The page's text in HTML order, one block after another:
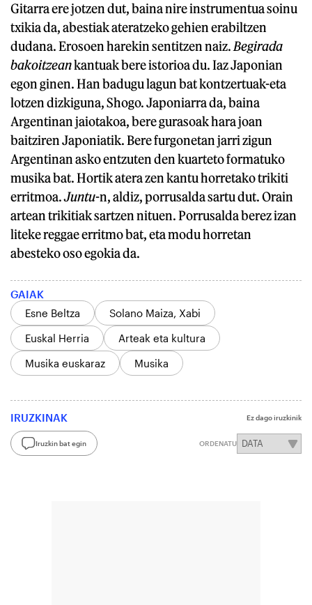
Gitarra ere jotzen dut, baina nire instrumentua soinu
txikia da, abestiak ateratzeko gehien erabiltzen
dudana. Erosoen harekin sentitzen naiz. Begirada
bakoitzeankantuak bere istorioa du. Iaz Japonian
egon ginen. Han badugu lagun bat kontzertuak-eta
lotzen dizkiguna, Shogo. Japoniarra da, baina
Argentinan jaiotakoa, bere gurasoak hara joan
baitziren Japoniatik. Bere furgonetan jarri zigun
Argentinan asko entzuten den kuarteto formatuko
musika bat. Hortik atera zen kantu horretako trikiti
erritmoa.Juntu-n, aldiz, porrusalda sartu dut. Orain
artean trikitiak sartzen nituen. Porrusalda berez izan
liteke reggae erritmo bat, eta modu horretan
abesteko oso egokia da.
GAIAK
Esne Beltza
Solano Maiza, Xabi
Euskal Herria
Arteak eta kultura
Musika euskaraz
Musika
IRUZKINAK Ez dago iruzkinik
Iruzkin bat egin ORDENATU